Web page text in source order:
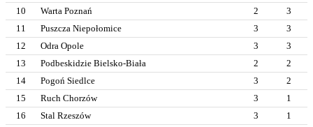
10
Warta Poznań 2
3
11
Puszcza Niepołomice 3
3
12
Odra Opole 3
3
13
Podbeskidzie Bielsko-Biała 2
2
14
Pogoń Siedlce 3
2
15
Ruch Chorzów 3
1
16
Stal Rzeszów 3
1